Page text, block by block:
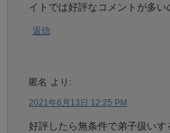
イトでは好評なコメントが多い
返信
匿名 より:
2021年6月13日 12:25 PM
好評したら無条件で弟子扱いす